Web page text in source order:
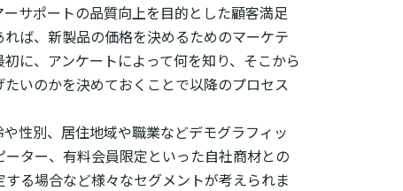
サポートの品質向上を目的とした顧客満足
ば、新製品の価格を決めるためのマーケテ
に、アンケートによって何を知り、そこから
いのかを決めておくことで以降のプロセス
性別、居住地域や職業などデモグラフィッ
ター、有料会員限定といった自社商材との
る場合など様々なセグメントが考えられま